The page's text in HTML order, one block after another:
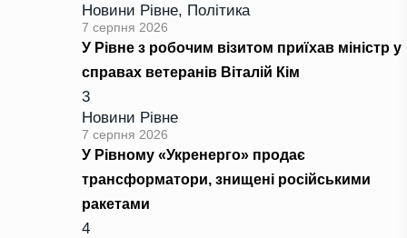
Новини Рівне, Політика
7 серпня 2026
У Рівне з робочим візитом приїхав міністр у
справах ветеранів Віталій Кім
3
Новини Рівне
7 серпня 2026
У Рівному «Укренерго» продає
трансформатори, знищені російськими
ракетами
4